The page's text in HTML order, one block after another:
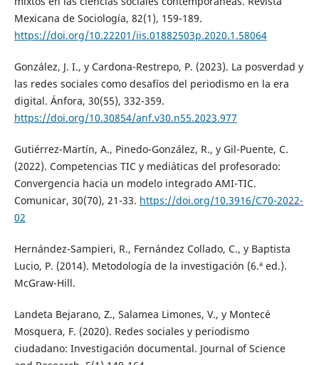
Mexicana de Sociología, 82(1), 159-189.
https://doi.org/10.22201/iis.01882503p.2020.1.58064
González, J. I., y Cardona-Restrepo, P. (2023). La posverdad y
las redes sociales como desafíos del periodismo en la era
digital. Ánfora, 30(55), 332-359.
https://doi.org/10.30854/anf.v30.n55.2023.977
Gutiérrez-Martín, A., Pinedo-González, R., y Gil-Puente, C.
(2022). Competencias TIC y mediáticas del profesorado:
Convergencia hacia un modelo integrado AMI-TIC.
Comunicar, 30(70), 21-33. https://doi.org/10.3916/C70-2022-
02
Hernández-Sampieri, R., Fernández Collado, C., y Baptista
Lucio, P. (2014). Metodología de la investigación (6.ª ed.).
McGraw-Hill.
Landeta Bejarano, Z., Salamea Limones, V., y Montecé
Mosquera, F. (2020). Redes sociales y periodismo
ciudadano: Investigación documental. Journal of Science